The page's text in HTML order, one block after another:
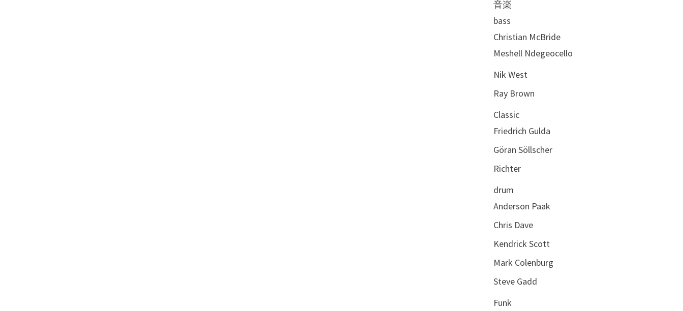
音楽
bass
Christian McBride
Meshell Ndegeocello
Nik West
Ray Brown
Classic
Friedrich Gulda
Göran Söllscher
Richter
drum
Anderson Paak
Chris Dave
Kendrick Scott
Mark Colenburg
Steve Gadd
Funk